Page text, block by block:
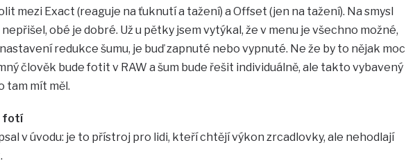
mezi Exact (reaguje na ťuknutí a tažení) a Offset (jen na tažení). Na smysl
obé je dobré. Už u pětky jsem vytýkal, že v menu je všechno možné,
redukce šumu, je buď zapnuté nebo vypnuté. Ne že by to nějak moc
člověk bude fotit v RAW a šum bude řešit individuálně, ale takto vybavený
tam mít měl.
fotí
v úvodu: je to přístroj pro lidi, kteří chtějí výkon zrcadlovky, ale nehodlají